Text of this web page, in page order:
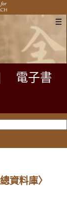
☰
電子書
資料庫〉